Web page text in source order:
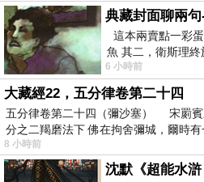
典藏封面聊兩句
這本兩賣點一彩
魚 其二，衛斯理
在南極打死北極熊
6 小時前
大藏經22，五分律卷第二十四
五分律卷第二十四（彌沙塞） 宋罽賓
分之二羯磨法下 佛在拘舍彌城，爾時有
8 小時前